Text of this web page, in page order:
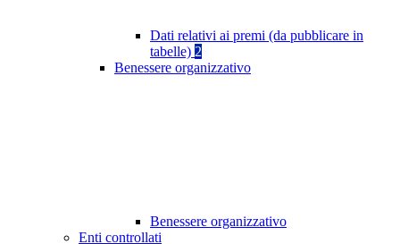
Dati relativi ai premi (da pubblicare in
tabelle) 2
Benessere organizzativo
Benessere organizzativo
Enti controllati